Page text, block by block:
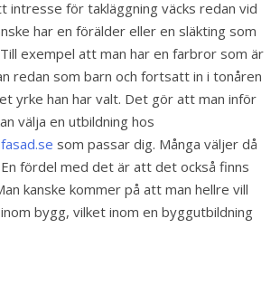
intresse för takläggning väcks redan vid
har en förälder eller en släkting som
exempel att man har en farbror som är
redan som barn och fortsatt in i tonåren
yrke han har valt. Det gör att man inför
välja en utbildning hos
som passar dig. Många väljer då
fördel med det är att det också finns
kanske kommer på att man hellre vill
bygg, vilket inom en byggutbildning